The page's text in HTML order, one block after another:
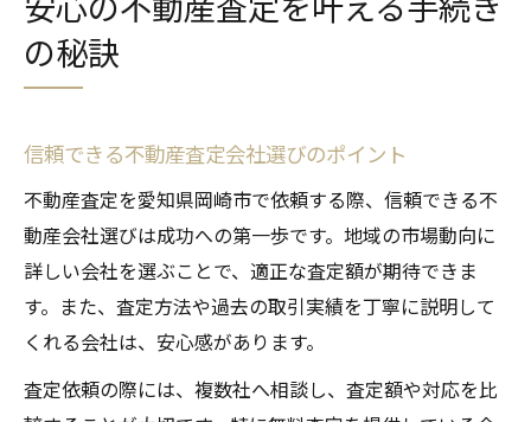
の秘訣
信頼できる不動産査定会社選びのポイント
不動産査定を愛知県岡崎市で依頼する際、信頼できる不
動産会社選びは成功への第一歩です。地域の市場動向に
詳しい会社を選ぶことで、適正な査定額が期待できま
す。また、査定方法や過去の取引実績を丁寧に説明して
くれる会社は、安心感があります。
査定依頼の際には、複数社へ相談し、査定額や対応を比